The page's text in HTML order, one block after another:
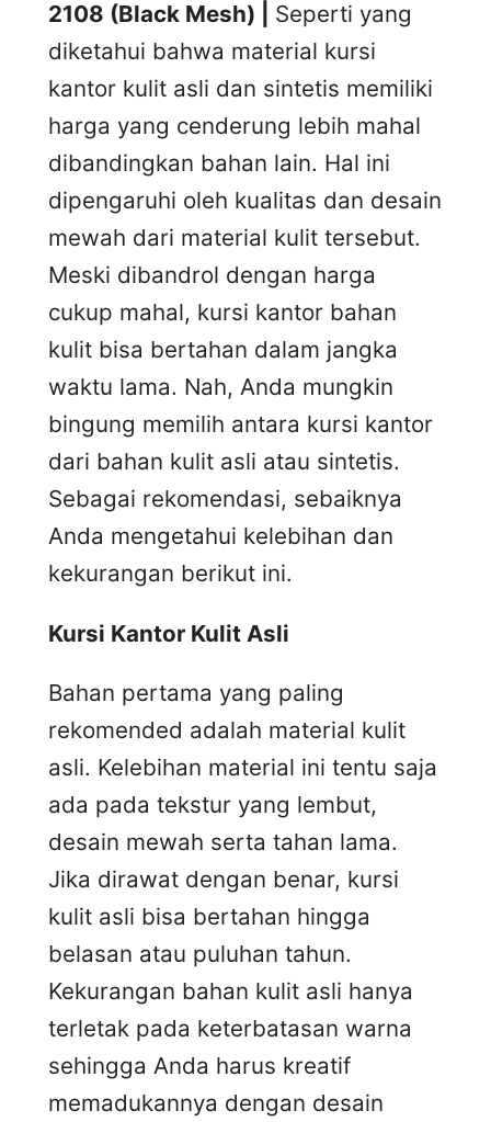
2108 (Black Mesh) | Seperti yang
diketahui bahwa material kursi
kantor kulit asli dan sintetis memiliki
harga yang cenderung lebih mahal
dibandingkan bahan lain. Hal ini
dipengaruhi oleh kualitas dan desain
mewah dari material kulit tersebut.
Meski dibandrol dengan harga
cukup mahal, kursi kantor bahan
kulit bisa bertahan dalam jangka
waktu lama. Nah, Anda mungkin
bingung memilih antara kursi kantor
dari bahan kulit asli atau sintetis.
Sebagai rekomendasi, sebaiknya
Anda mengetahui kelebihan dan
kekurangan berikut ini.
Kursi Kantor Kulit Asli
Bahan pertama yang paling
rekomended adalah material kulit
asli. Kelebihan material ini tentu saja
ada pada tekstur yang lembut,
desain mewah serta tahan lama.
Jika dirawat dengan benar, kursi
kulit asli bisa bertahan hingga
belasan atau puluhan tahun.
Kekurangan bahan kulit asli hanya
terletak pada keterbatasan warna
sehingga Anda harus kreatif
memadukannya dengan desain